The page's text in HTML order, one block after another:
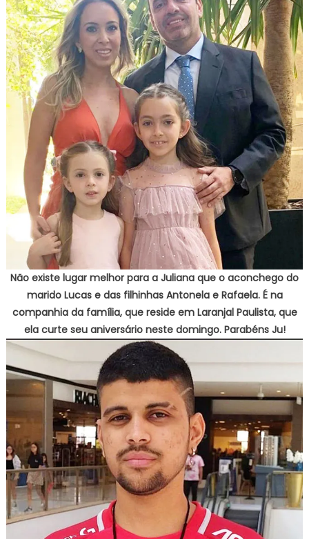
Não existe lugar melhor para a Juliana que o aconchego do
marido Lucas e das filhinhas Antonela e Rafaela. É na
companhia da família, que reside em Laranjal Paulista, que
ela curte seu aniversário neste domingo. Parabéns Ju!